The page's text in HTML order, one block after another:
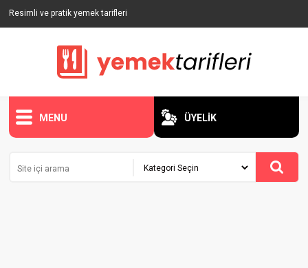
Resimli ve pratik yemek tarifleri
MENU ÜYELİK